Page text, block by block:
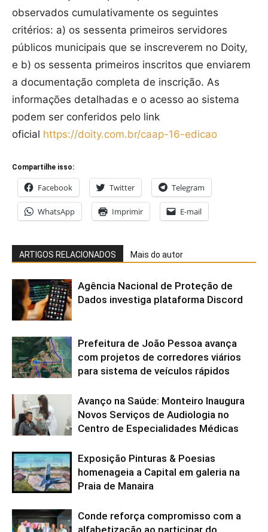
observados cumulativamente os seguintes
critérios: a) os sessenta primeiros servidores
públicos municipais que se inscreverem no Doity,
e b) os sessenta primeiros inscritos que enviarem
a documentação completa de inscrição. As
informações detalhadas e o acesso ao sistema
podem ser conferidos pelo link
oficial https://doity.com.br/caap-16-edicao
Compartilhe isso:
Facebook Twitter Telegram
WhatsApp Imprimir E-mail
ARTIGOS RELACIONADOS Mais do autor
Agência Nacional de Proteção de
Dados investiga plataforma Discord
Prefeitura de João Pessoa avança
com projetos de corredores viários
para sistema de veículos rápidos
Avanço na Saúde: Monteiro Inaugura
Novos Serviços de Audiologia no
Centro de Especialidades Médicas
Exposição Pinturas & Poesias
homenageia a Capital em galeria na
Praia de Manaira
Conde reforça compromisso com a
alfabetização ao participar do